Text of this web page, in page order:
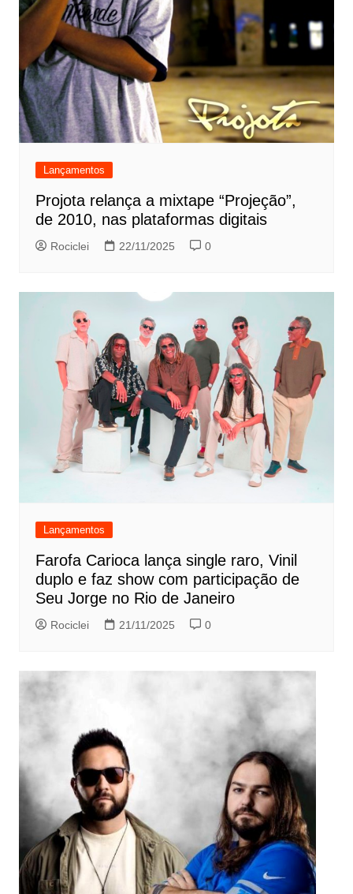
Lançamentos
Projota relança a mixtape “Projeção”,
de 2010, nas plataformas digitais
Rociclei 22/11/2025 0
Lançamentos
Farofa Carioca lança single raro, Vinil
duplo e faz show com participação de
Seu Jorge no Rio de Janeiro
Rociclei 21/11/2025 0